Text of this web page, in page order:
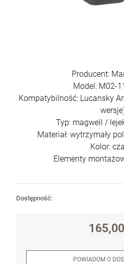
szt.
Karabin samopowtarzalny
Z-15 lufa 12.5" kal.
6 500,00 zł
Producent:
Model: M02-
Kompatybilność: Lucansky
Typ: magwell /
Materiał: wytrzymały
Kolor:
Elementy
Dostępność:
POWIADOM O